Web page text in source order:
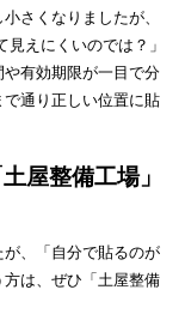
さくなりましたが、
えにくいのでは？」
有効期限が一目で分
通り正しい位置に貼
屋整備工場」
、「自分で貼るのが
は、ぜひ「土屋整備